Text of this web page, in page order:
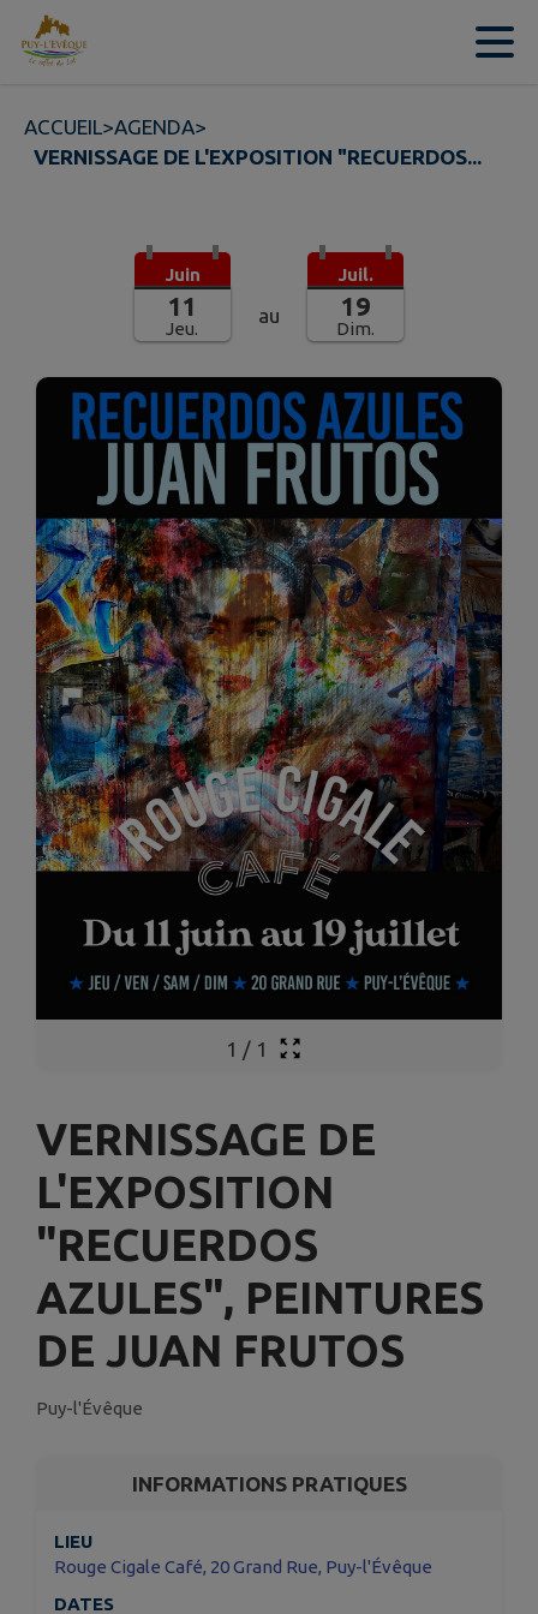
Contenu
ACCUEIL>AGENDA>
VERNISSAGE DE L'EXPOSITION "RECUERDOS...
Juin
11
Jeu.
au
Juil.
19
Dim.
1 / 1
VERNISSAGE DE
L'EXPOSITION
"RECUERDOS
AZULES", PEINTURES
DE JUAN FRUTOS
Puy-l'Évêque
INFORMATIONS PRATIQUES
LIEU
Rouge Cigale Café, 20 Grand Rue, Puy-l'Évêque
DATES